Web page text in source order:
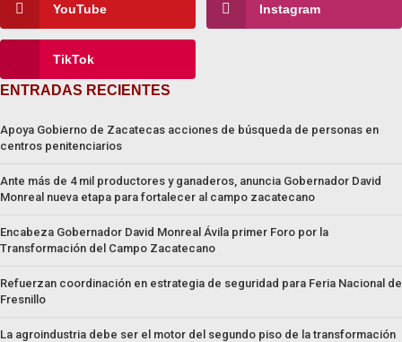
YouTube Instagram
TikTok
ENTRADAS RECIENTES
Apoya Gobierno de Zacatecas acciones de búsqueda de personas en
centros penitenciarios
Ante más de 4 mil productores y ganaderos, anuncia Gobernador David
Monreal nueva etapa para fortalecer al campo zacatecano
Encabeza Gobernador David Monreal Ávila primer Foro por la
Transformación del Campo Zacatecano
Refuerzan coordinación en estrategia de seguridad para Feria Nacional de
Fresnillo
La agroindustria debe ser el motor del segundo piso de la transformación